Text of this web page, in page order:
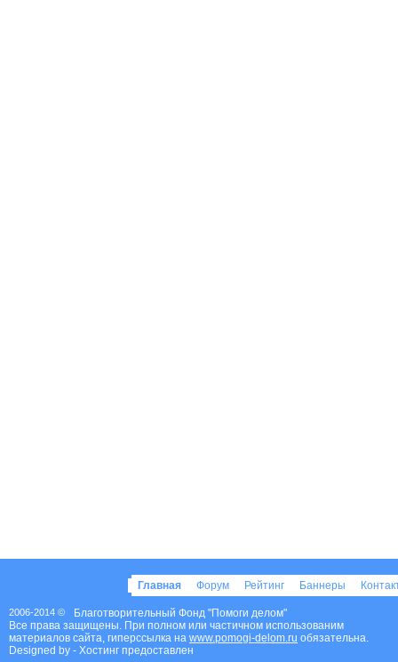
Главная Форум Рейтинг Баннеры
2006-2014 ©
Благотворительный Фонд "Помоги делом"
Все права защищены. При полном или частичном использованим
материалов сайта, гиперссылка на www.pomogi-delom.ru обязательна.
Designed by - Хостинг предоставлен